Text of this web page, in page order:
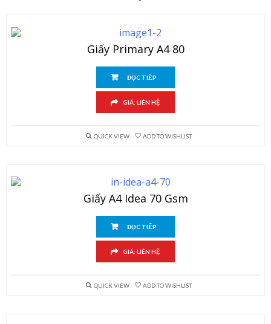
Giấy Primary A4 80
ĐỌC TIẾP
GIÁ: LIÊN HỆ
QUICK VIEW ADD TO WISHLIST
Giấy A4 Idea 70 Gsm
ĐỌC TIẾP
GIÁ: LIÊN HỆ
QUICK VIEW ADD TO WISHLIST